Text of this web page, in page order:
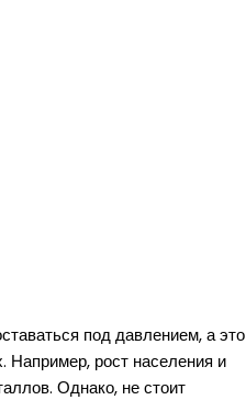
под давлением, а это
Например, рост населения и
Однако, не стоит